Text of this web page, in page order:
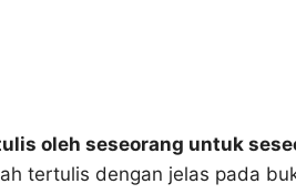
oleh seseorang untuk
tertulis dengan jelas pada